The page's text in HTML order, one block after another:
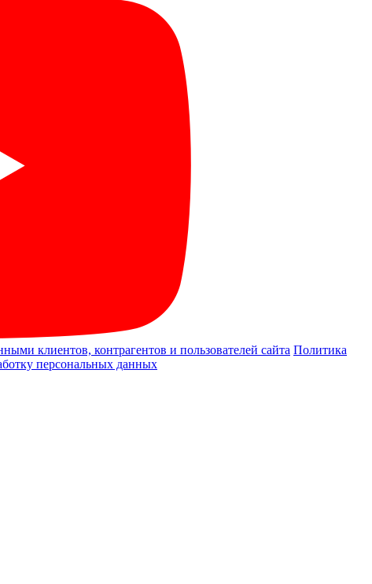
клиентов, контрагентов и пользователей сайта Политика
персональных данных